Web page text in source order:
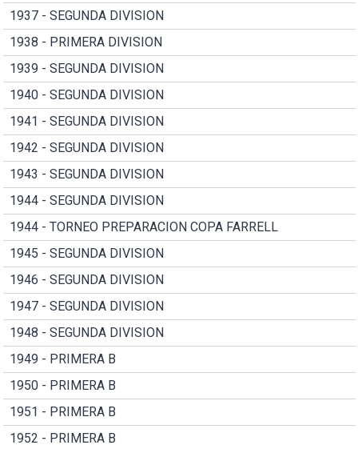
1937 - SEGUNDA DIVISION
1938 - PRIMERA DIVISION
1939 - SEGUNDA DIVISION
1940 - SEGUNDA DIVISION
1941 - SEGUNDA DIVISION
1942 - SEGUNDA DIVISION
1943 - SEGUNDA DIVISION
1944 - SEGUNDA DIVISION
1944 - TORNEO PREPARACION COPA FARRELL
1945 - SEGUNDA DIVISION
1946 - SEGUNDA DIVISION
1947 - SEGUNDA DIVISION
1948 - SEGUNDA DIVISION
1949 - PRIMERA B
1950 - PRIMERA B
1951 - PRIMERA B
1952 - PRIMERA B